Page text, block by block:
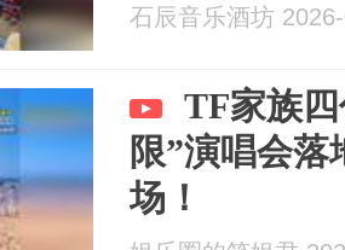
石辰音乐酒坊
TF家族
限”演唱会
场！